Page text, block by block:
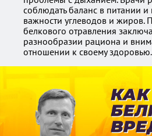
соблюдать баланс в питании и
важности углеводов и жиров.
белкового отравления
разнообразии рациона и
отношении к своему здоровью.